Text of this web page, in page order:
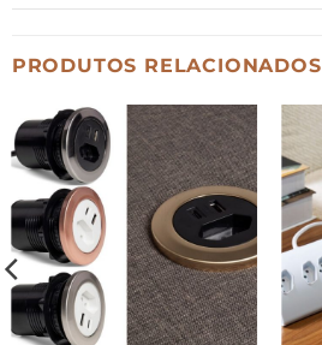
PRODUTOS RELACIONADOS